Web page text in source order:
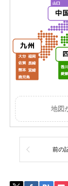
地図
前の